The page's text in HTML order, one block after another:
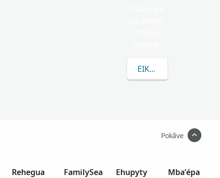
EIKUAAVE TOTOSZ
Pokãve
Rehegua
FamilySea
Ehupyty
Mba’épa